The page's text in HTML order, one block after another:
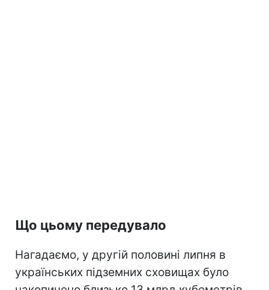
Що цьому передувало
Нагадаємо, у другій половині липня в
українських підземних сховищах було